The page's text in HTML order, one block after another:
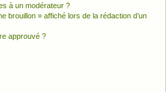
à un modérateur ?
brouillon » affiché lors de la rédaction d’un
approuvé ?